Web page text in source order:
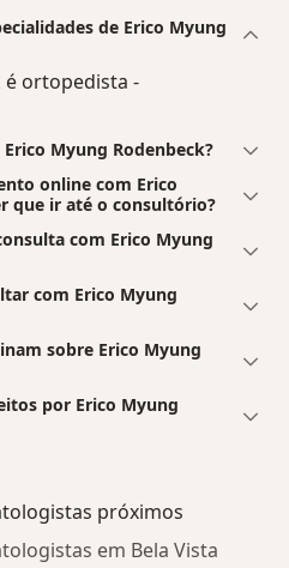
de Erico Myung
é ortopedista -
Myung Rodenbeck?
online com Erico
que ir até o consultório?
com Erico Myung
com Erico Myung
sobre Erico Myung
por Erico Myung
próximos
em Bela Vista